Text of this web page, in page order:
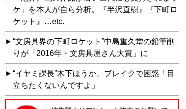
ケ」を本人が自ら分析。『半沢直樹』『下町ロ
ケット』…etc.
“文房具界の下町ロケット”中島重久堂の鉛筆削
りが「2016年・文房具屋さん大賞」に
“イヤミ課長”木下ほうか、ブレイクで困惑「目
立ちたくないんですよ」